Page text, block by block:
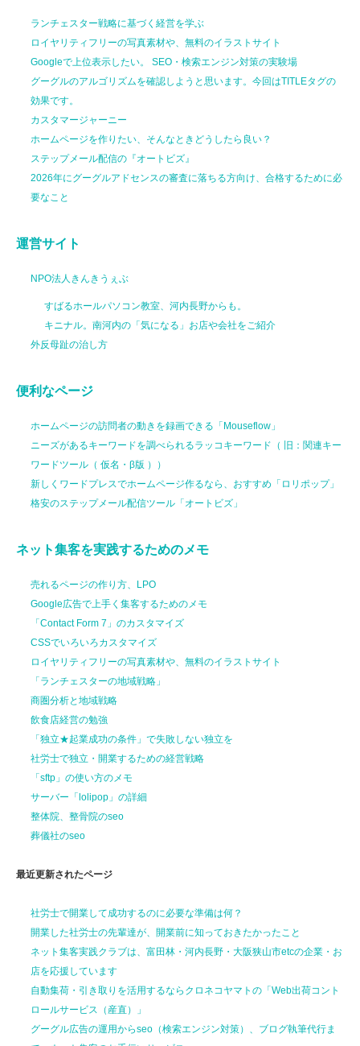
ランチェスター戦略に基づく経営を学ぶ
ロイヤリティフリーの写真素材や、無料のイラストサイト
Googleで上位表示したい。 SEO・検索エンジン対策の実験場
グーグルのアルゴリズムを確認しようと思います。今回はTITLEタグの
効果です。
カスタマージャーニー
ホームページを作りたい、そんなときどうしたら良い？
ステップメール配信の『オートビズ』
2026年にグーグルアドセンスの審査に落ちる方向け、合格するために必
要なこと
運営サイト
NPO法人きんきうぇぶ
すばるホールパソコン教室、河内長野からも。
キニナル。南河内の「気になる」お店や会社をご紹介
外反母趾の治し方
便利なページ
ホームページの訪問者の動きを録画できる「Mouseflow」
ニーズがあるキーワードを調べられるラッコキーワード（ 旧：関連キー
ワードツール（ 仮名・β版 ））
新しくワードプレスでホームページ作るなら、おすすめ「ロリポップ」
格安のステップメール配信ツール「オートビズ」
ネット集客を実践するためのメモ
売れるページの作り方、LPO
Google広告で上手く集客するためのメモ
「Contact Form 7」のカスタマイズ
CSSでいろいろカスタマイズ
ロイヤリティフリーの写真素材や、無料のイラストサイト
「ランチェスターの地域戦略」
商圏分析と地域戦略
飲食店経営の勉強
「独立★起業成功の条件」で失敗しない独立を
社労士で独立・開業するための経営戦略
「sftp」の使い方のメモ
サーバー「lolipop」の詳細
整体院、整骨院のseo
葬儀社のseo
最近更新されたページ
社労士で開業して成功するのに必要な準備は何？
開業した社労士の先輩達が、
開業前に知っておきたかったこと
ネット集客実践クラブは、富田林・河内長野・大阪狭山市etcの企業・お
店を応援しています
自動集荷・引き取りを活用するならクロネコヤマトの「Web出荷コント
ロールサービス（産直）」
グーグル広告の運用からseo（検索エンジン対策）、ブログ執筆代行ま